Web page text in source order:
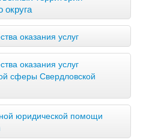
округа
оказания услуг
оказания услуг
сферы Свердловской
юридической помощи